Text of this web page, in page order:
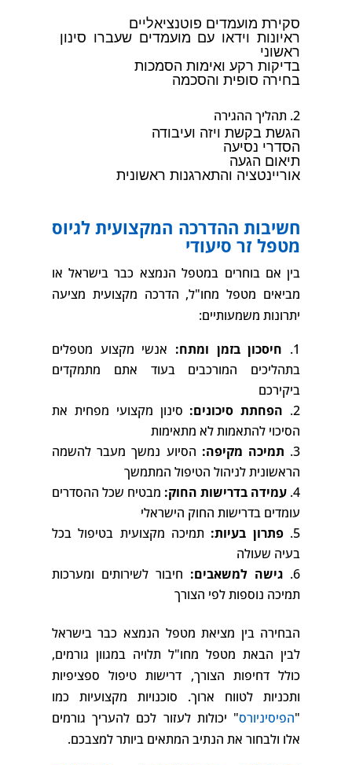
סקירת מועמדים פוטנציאליים
ראיונות וידאו עם מועמדים שעברו סינון
ראשוני
בדיקות רקע ואימות הסמכות
בחירה סופית והסכמה
תהליך ההגירה
הגשת בקשת ויזה ועיבודה
הסדרי נסיעה
תיאום הגעה
אוריינטציה והתארגנות ראשונית
חשיבות ההדרכה המקצועית לגיוס
מטפל זר סיעודי
בין אם בוחרים במטפל הנמצא כבר בישראל או
מביאים מטפל מחו"ל, הדרכה מקצועית מציעה
יתרונות משמעותיים:
חיסכון בזמן ומתח: אנשי מקצוע מטפלים
בתהליכים המורכבים בעוד אתם מתמקדים
ביקירכם
הפחתת סיכונים: סינון מקצועי מפחית את
הסיכוי להתאמות לא מתאימות
תמיכה מקיפה: הסיוע נמשך מעבר להשמה
הראשונית לניהול הטיפול המתמשך
עמידה בדרישות החוק: מבטיח שכל ההסדרים
עומדים בדרישות החוק הישראלי
פתרון בעיות: תמיכה מקצועית בטיפול בכל
בעיה שעולה
גישה למשאבים: חיבור לשירותים ומערכות
תמיכה נוספות לפי הצורך
הבחירה בין מציאת מטפל הנמצא כבר בישראל
לבין הבאת מטפל מחו"ל תלויה במגוון גורמים,
כולל דחיפות הצורך, דרישות טיפול ספציפיות
ותכניות לטווח ארוך. סוכנויות מקצועיות כמו
"הפיסיניורס" יכולות לעזור לכם להעריך גורמים
אלו ולבחור את הנתיב המתאים ביותר למצבכם.